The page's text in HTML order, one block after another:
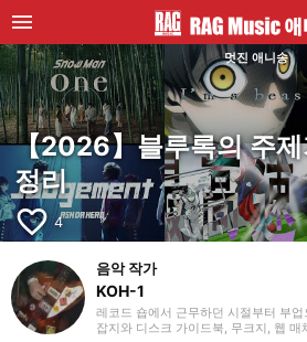
멋진 애니송
【2026】블루록의 주제
정리
favorite_border 4
음악 작가
KOH-1
레코드 숍에서 근무하던 시절부터 부
잡지와 디스크 가이드북, 무크지, 웹